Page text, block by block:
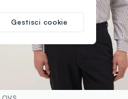
Gestisci cookie